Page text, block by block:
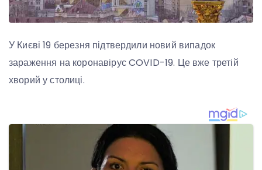
У Києві 19 березня підтвердили новий випадок
зараження на коронавірус COVID-19. Це вже третій
хворий у столиці.